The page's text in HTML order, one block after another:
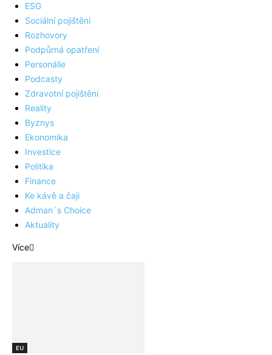
ESG
Sociální pojištění
Rozhovory
Podpůrná opatření
Personálie
Podcasty
Zdravotní pojištění
Reality
Byznys
Ekonomika
Investice
Politika
Finance
Ke kávě a čaji
Adman´s Choice
Aktuality
Více
EU